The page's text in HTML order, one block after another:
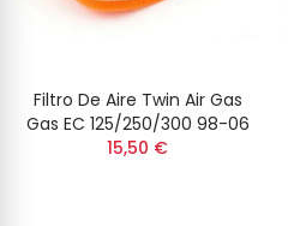
Filtro De Aire Twin Air Gas
Gas EC 125/250/300 98-06
15,50 €